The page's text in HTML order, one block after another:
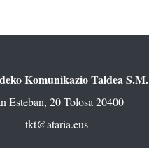
Komunikazio Taldea S.M.
Esteban, 20 Tolosa 20400
tkt@ataria.eus